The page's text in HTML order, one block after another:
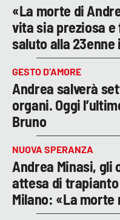
«La morte di
vita sia preziosa e
saluto alla
GESTO D’AMORE
Andrea salverà
organi. Oggi
Bruno
NUOVA SPERANZA
Andrea Minasi, gli
attesa di trapianto
Milano: «La morte